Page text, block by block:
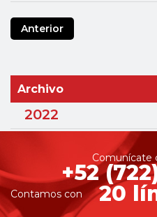
Anterior
Archivo
2022
Comunícate
+52
Contamos con 20